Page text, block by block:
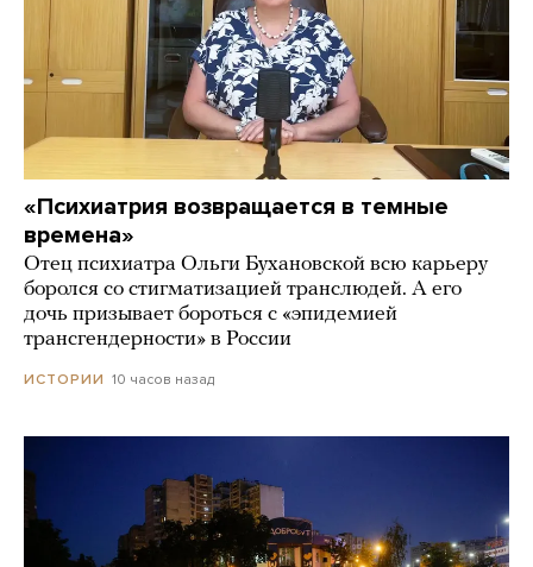
«Психиатрия возвращается в темные
времена»
Отец психиатра Ольги Бухановской всю карьеру
боролся со стигматизацией транслюдей. А его
дочь призывает бороться с «эпидемией
трансгендерности» в России
ИСТОРИИ 10 часов назад